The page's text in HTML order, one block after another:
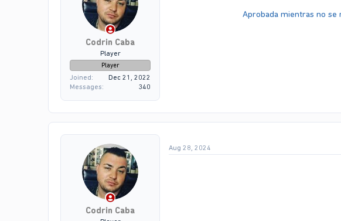
Codrin Caba
Player
Player
Joined
Dec 21, 2022
Messages
340
Aprobada mientras no
Codrin Caba
Aug 28, 2024